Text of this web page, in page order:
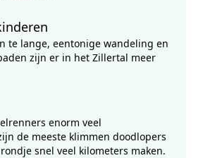
te lange, eentonige wandeling en
zijn er in het Zillertal meer
enorm veel
de meeste klimmen doodlopers
snel veel kilometers maken.